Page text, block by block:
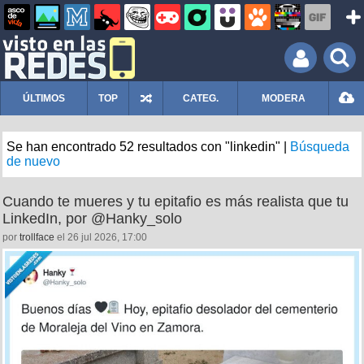
ÚLTIMOS TOP CATEG. MODERA
Se han encontrado 52 resultados con "linkedin" |
Búsqueda
de nuevo
Cuando te mueres y tu epitafio es más realista que tu
LinkedIn, por @Hanky_solo
por trollface el 26 jul 2026, 17:00